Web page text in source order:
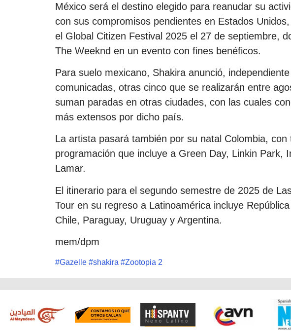
México será el destino elegido para reanudar su
con sus compromisos pendientes en Estados
el Global Citizen Festival 2025 el 27 de septiembre,
The Weeknd en un evento con fines benéficos.
Para suelo mexicano, Shakira anunció,
comunicadas, otras cinco que se realizarán entre
suman paradas en otras ciudades, con las cuales
más extensos por dicho país.
La artista pasará también por su natal Colombia,
programación que incluye a Green Day, Linkin Park,
Lamar.
El itinerario para el segundo semestre de 2025 de
Tour en su regreso a Latinoamérica incluye
Chile, Paraguay, Uruguay y Argentina.
mem/dpm
#Gazelle #shakira #Zootopia 2